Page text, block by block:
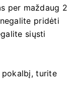
per maždaug 2
pridėti
siųsti
pokalbį, turite